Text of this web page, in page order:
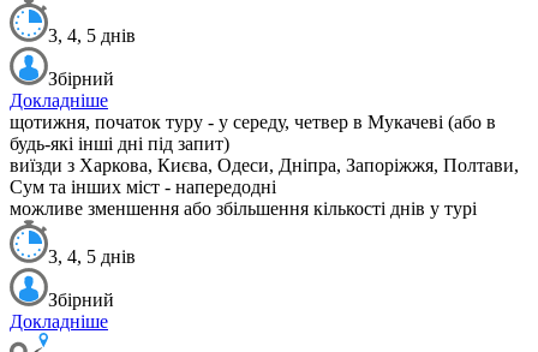
3, 4, 5 днів
Збірний
Докладніше
щотижня, початок туру - у середу, четвер в Мукачеві (або в
будь-які інші дні під запит)
виїзди з Харкова, Києва, Одеси, Дніпра, Запоріжжя, Полтави,
Сум та інших міст - напередодні
можливе зменшення або збільшення кількості днів у турі
3, 4, 5 днів
Збірний
Докладніше